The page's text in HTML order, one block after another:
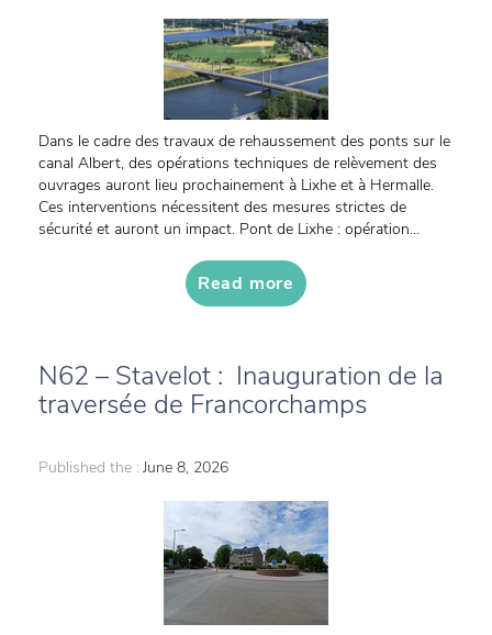
Dans le cadre des travaux de rehaussement des ponts sur le
canal Albert, des opérations techniques de relèvement des
ouvrages auront lieu prochainement à Lixhe et à Hermalle.
Ces interventions nécessitent des mesures strictes de
sécurité et auront un impact. Pont de Lixhe : opération...
Read more
N62 – Stavelot : Inauguration de la
traversée de Francorchamps
Published the : June 8, 2026